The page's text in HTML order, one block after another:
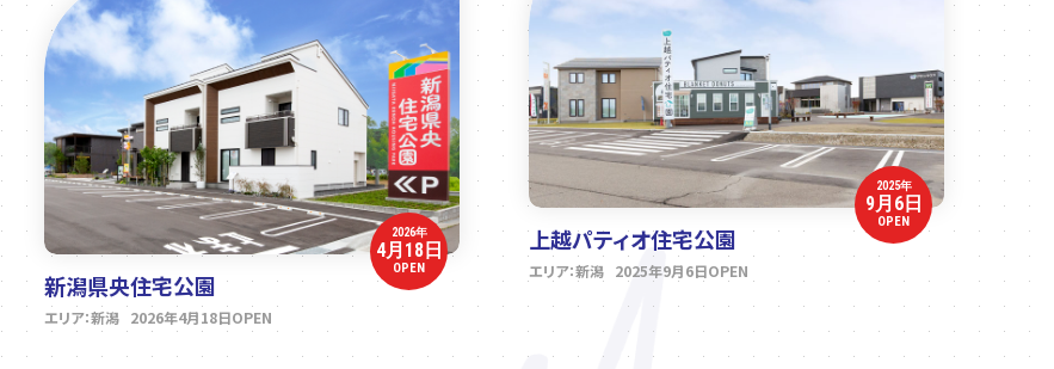
2026年
4月18日
OPEN
新潟県央住宅公園
エリア：新潟 2026年4月18日OPEN
2025年
9月6日
OPEN
上越パティオ住宅公園
エリア：新潟 2025年9月6日OPEN